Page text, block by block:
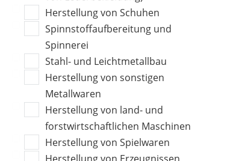
Herstellung von Schuhen
Spinnstoffaufbereitung und
Spinnerei
Stahl- und Leichtmetallbau
Herstellung von sonstigen
Metallwaren
Herstellung von land- und
forstwirtschaftlichen Maschinen
Herstellung von Spielwaren